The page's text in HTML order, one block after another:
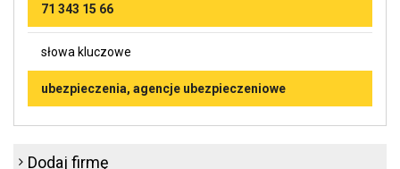
71 343 15 66
słowa kluczowe
ubezpieczenia, agencje ubezpieczeniowe
Dodaj firmę